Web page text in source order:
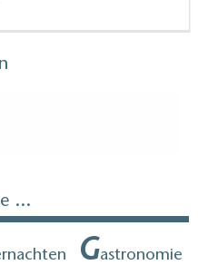
zum Eingang (in
Bodenbelag
...
Gastronomie